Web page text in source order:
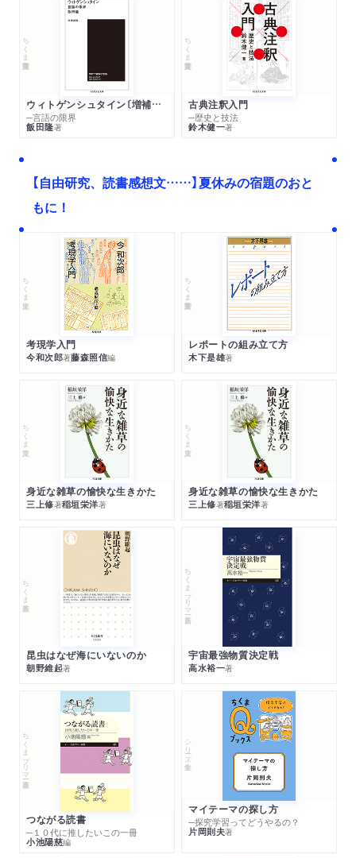
ちくま学芸文庫
ウィトゲンシュタイン〔増補新版〕
─言語の限界
飯田隆著
ちくま学芸文庫
古典注釈入門
─歴史と技法
鈴木健一著
【自由研究、読書感想文……】夏休みの宿題のおと
もに！
ちくま文庫
考現学入門
今和次郎著藤森照信編
ちくま学芸文庫
レポートの組み立て方
木下是雄著
ちくま文庫
身近な雑草の愉快な生きかた
三上修著稲垣栄洋著
ちくま文庫
身近な雑草の愉快な生きかた
三上修著稲垣栄洋著
ちくま新書
昆虫はなぜ海にいないのか
朝野維起著
ちくまプリマー新書
宇宙最強物質決定戦
高水裕一著
ちくまプリマー新書
つながる読書
─１０代に推したいこの一冊
小池陽慈編
シリーズ・全集
マイテーマの探し方
─探究学習ってどうやるの？
片岡則夫著